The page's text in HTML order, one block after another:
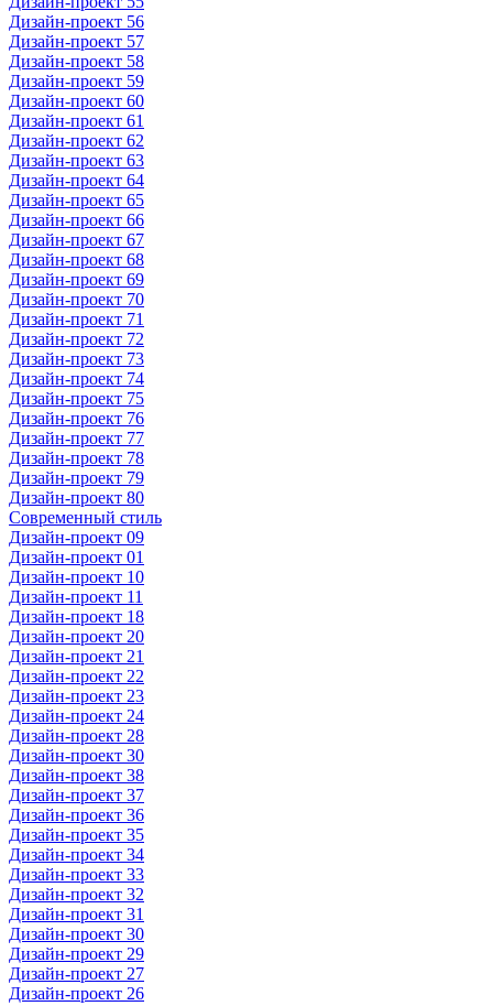
Дизайн-проект 56
Дизайн-проект 57
Дизайн-проект 58
Дизайн-проект 59
Дизайн-проект 60
Дизайн-проект 61
Дизайн-проект 62
Дизайн-проект 63
Дизайн-проект 64
Дизайн-проект 65
Дизайн-проект 66
Дизайн-проект 67
Дизайн-проект 68
Дизайн-проект 69
Дизайн-проект 70
Дизайн-проект 71
Дизайн-проект 72
Дизайн-проект 73
Дизайн-проект 74
Дизайн-проект 75
Дизайн-проект 76
Дизайн-проект 77
Дизайн-проект 78
Дизайн-проект 79
Дизайн-проект 80
Современный стиль
Дизайн-проект 09
Дизайн-проект 01
Дизайн-проект 10
Дизайн-проект 11
Дизайн-проект 18
Дизайн-проект 20
Дизайн-проект 21
Дизайн-проект 22
Дизайн-проект 23
Дизайн-проект 24
Дизайн-проект 28
Дизайн-проект 30
Дизайн-проект 38
Дизайн-проект 37
Дизайн-проект 36
Дизайн-проект 35
Дизайн-проект 34
Дизайн-проект 33
Дизайн-проект 32
Дизайн-проект 31
Дизайн-проект 30
Дизайн-проект 29
Дизайн-проект 27
Дизайн-проект 26